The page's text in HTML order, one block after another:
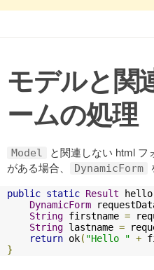
モデルと関
ームの処理
Model
と関連しない html
がある場合、
DynamicForm
public static Result hello
DynamicForm
String firstname =
String lastname =
return ok( "Hello " +
}